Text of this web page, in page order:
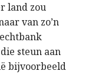
land zou
van zo’n
steun aan
bijvoorbeeld